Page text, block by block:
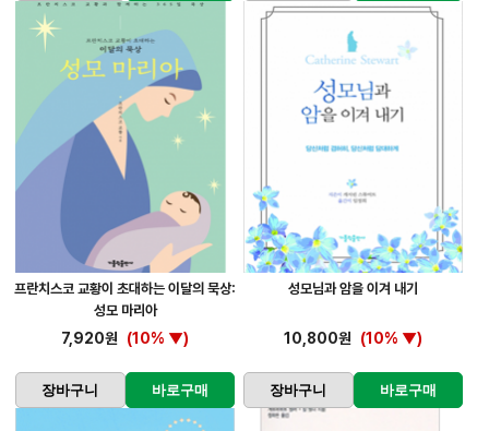
프란치스코 교황이 초대하는 이달의 묵상:
성모 마리아
7,920원 (10% ▼)
장바구니 바로구매
성모님과 암을 이겨 내기
10,800원 (10% ▼)
장바구니 바로구매